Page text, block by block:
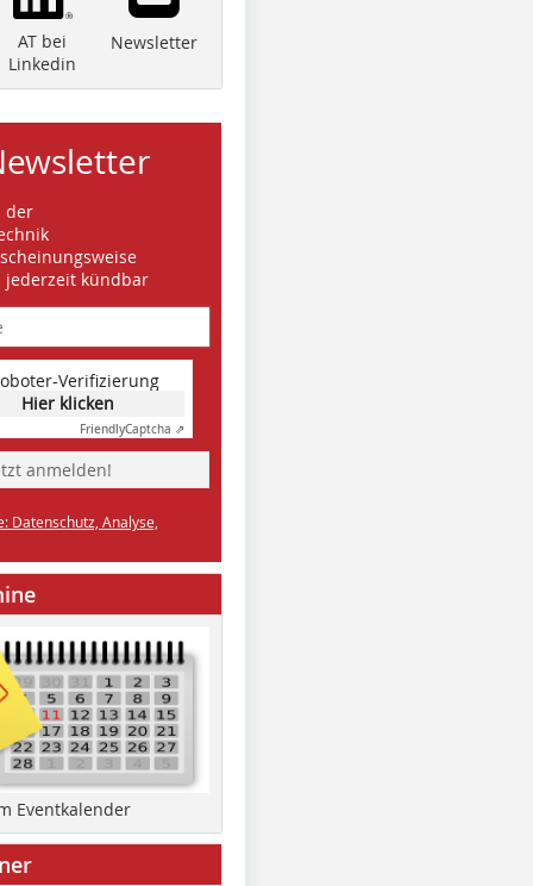
AT bei
Linkedin
Newsletter
der
jederzeit kündbar
Verifizierung
Hier klicken
FriendlyCaptcha ⇗
anmelden!
Datenschutz, Analyse,
Eventkalender